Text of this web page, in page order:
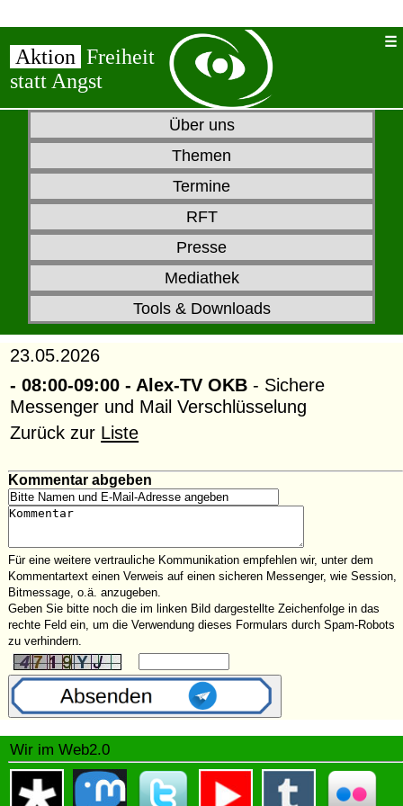
Aktion Freiheit
statt Angst
Über uns
Themen
Termine
RFT
Presse
Mediathek
Tools & Downloads
23.05.2026
- 08:00-09:00 - Alex-TV OKB- Sichere
Messenger und Mail Verschlüsselung
Zurück zur Liste
Kommentar abgeben
Für eine weitere vertrauliche Kommunikation empfehlen wir, unter dem
Kommentartext einen Verweis auf einen sicheren Messenger, wie Session,
Bitmessage, o.ä. anzugeben.
Geben Sie bitte noch die im linken Bild dargestellte Zeichenfolge in das
rechte Feld ein, um die Verwendung dieses Formulars durch Spam-Robots
zu verhindern.
Wir im Web2.0